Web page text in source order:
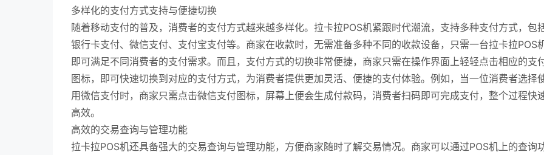
多样化的支付方式支持与便捷切换
随着移动支付的普及，消费者的支付方式越来越多样化。拉卡拉POS机紧跟时代潮流，支持多种支付方式，包
银行卡支付、微信支付、支付宝支付等。商家在收款时，无需准备多种不同的收款设备，只需一台拉卡拉POS
即可满足不同消费者的支付需求。而且，支付方式的切换非常便捷，商家只需在操作界面上轻轻点击相应的支
图标，即可快速切换到对应的支付方式，为消费者提供更加灵活、便捷的支付体验。例如，当一位消费者选择
用微信支付时，商家只需点击微信支付图标，屏幕上便会生成付款码，消费者扫码即可完成支付，整个过程快
高效。
高效的交易查询与管理功能
拉卡拉POS机还具备强大的交易查询与管理功能，方便商家随时了解交易情况。商家可以通过POS机上的查询